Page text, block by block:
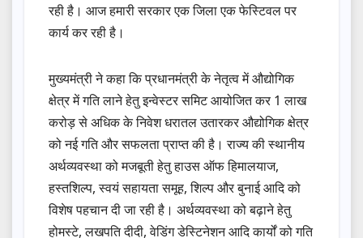
रही है। आज हमारी सरकार एक जिला एक फेस्टिवल पर
कार्य कर रही है।
मुख्यमंत्री ने कहा कि प्रधानमंत्री के नेतृत्व में औद्योगिक
क्षेत्र में गति लाने हेतु इन्वेस्टर समिट आयोजित कर 1 लाख
करोड़ से अधिक के निवेश धरातल उतारकर औद्योगिक क्षेत्र
को नई गति और सफलता प्राप्त की है। राज्य की स्थानीय
अर्थव्यवस्था को मजबूती हेतु हाउस ऑफ हिमालयाज,
हस्तशिल्प, स्वयं सहायता समूह, शिल्प और बुनाई आदि को
विशेष पहचान दी जा रही है। अर्थव्यवस्था को बढ़ाने हेतु
होमस्टे, लखपति दीदी, वेडिंग डेस्टिनेशन आदि कार्यों को गति